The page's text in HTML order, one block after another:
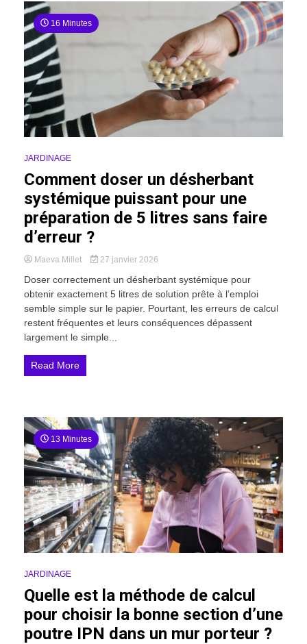
16 Minutes
JARDINAGE
Comment doser un désherbant
systémique puissant pour une
préparation de 5 litres sans faire
d’erreur ?
Maeva Millet 27 janvier 2026
Doser correctement un désherbant systémique pour
obtenir exactement 5 litres de solution prête à l’emploi
semble simple sur le papier. Pourtant, les erreurs de calcul
restent fréquentes et leurs conséquences dépassent
largement le simple...
Read More
13 Minutes
JARDINAGE
Quelle est la méthode de calcul
pour choisir la bonne section d’une
poutre IPN dans un mur porteur ?